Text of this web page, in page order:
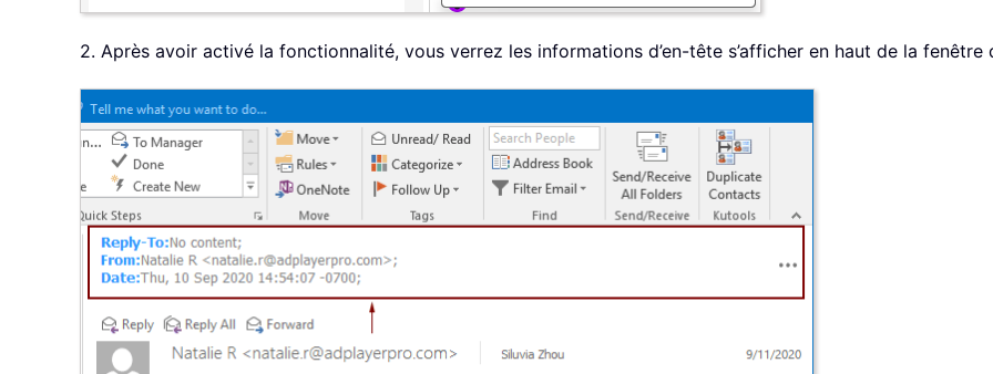
2. Après avoir activé la fonctionnalité, vous verrez les informations d’en-tête s’afficher en haut de la fenêtre